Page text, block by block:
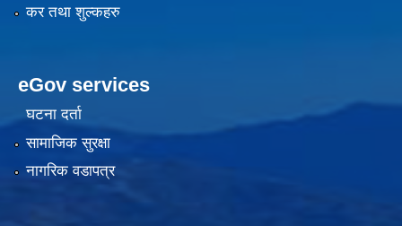
कर तथा शुल्कहरु
eGov services
घटना दर्ता
सामाजिक सुरक्षा
नागरिक वडापत्र